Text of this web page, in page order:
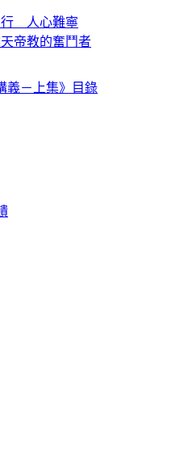
行 人心難寧
帝教的奮鬥者
義－上集》目錄